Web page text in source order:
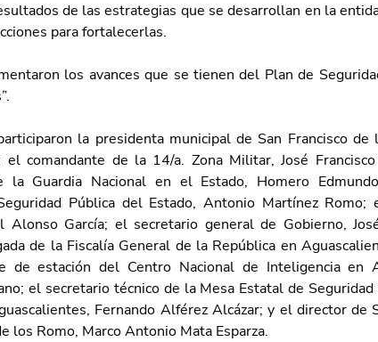
de las estrategias que se desarrollan en la
para fortalecerlas.
los avances que se tienen del Plan de
la presidenta municipal de San Francisco de
el comandante de la 14/a. Zona Militar, José
la Guardia Nacional en el Estado, Homero
Pública del Estado, Antonio Martínez
Alonso García; el secretario general de Gobierno,
de la Fiscalía General de la República en
de estación del Centro Nacional de Inteligencia en
el secretario técnico de la Mesa Estatal de Seguridad
Fernando Alférez Alcázar; y el director de
los Romo, Marco Antonio Mata Esparza.